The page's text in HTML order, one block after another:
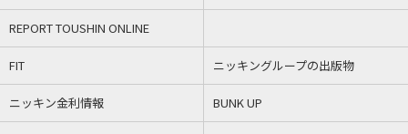
REPORT TOUSHIN ONLINE
FIT ニッキングループの出版物
ニッキン金利情報 BUNK UP